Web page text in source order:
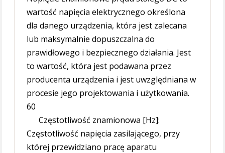
wartość napięcia elektrycznego określona
dla danego urządzenia, która jest zalecana
lub maksymalnie dopuszczalna do
prawidłowego i bezpiecznego działania. Jest
to wartość, która jest podawana przez
producenta urządzenia i jest uwzględniana w
procesie jego projektowania i użytkowania.
60
Częstotliwość znamionowa [Hz]:
Częstotliwość napięcia zasilającego, przy
której przewidziano pracę aparatu